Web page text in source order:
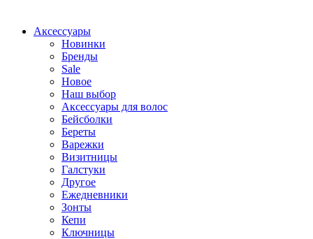
Аксессуары
Новинки
Бренды
Sale
Новое
Наш выбор
Аксессуары для волос
Бейсболки
Береты
Варежки
Визитницы
Галстуки
Другое
Ежедневники
Зонты
Кепи
Ключницы